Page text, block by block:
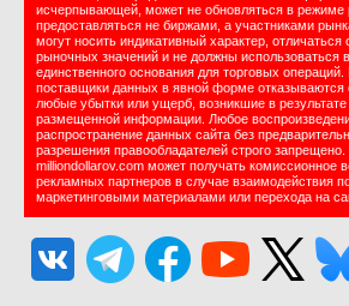
исчерпывающей, может не обновляться в режиме
предоставляться не биржами, а участниками
могут носить индикативный характер, отличаться
рыночных значений и не должны использоваться
единственного основания для торговых
поставщики данных в явной форме отказываются
любые убытки или ущерб, возникшие в результате
размещенной информации. Любое
распространение данных сайта без
разрешения правообладателей строго запрещено.
milliondollarov.com может получать комиссионное
рекламных партнеров в случае взаимодействия
маркетинговыми материалами или перехода на